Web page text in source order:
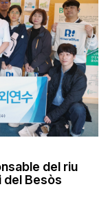
del riu
del Besòs